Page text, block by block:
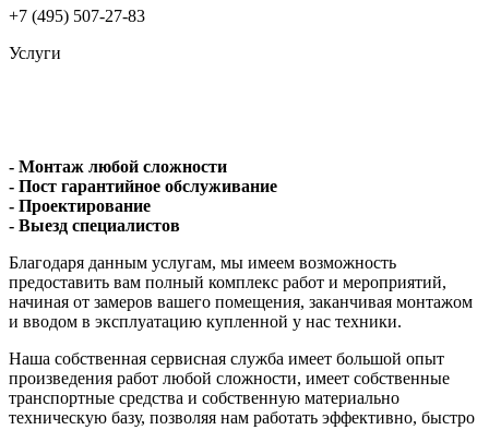
+7 (495) 507-27-83
Услуги
- Монтаж любой сложности
- Пост гарантийное обслуживание
- Проектирование
- Выезд специалистов
Благодаря данным услугам, мы имеем возможность
предоставить вам полный комплекс работ и мероприятий,
начиная от замеров вашего помещения, заканчивая монтажом
и вводом в эксплуатацию купленной у нас техники.
Наша собственная сервисная служба имеет большой опыт
произведения работ любой сложности, имеет собственные
транспортные средства и собственную материально
техническую базу, позволяя нам работать эффективно, быстро